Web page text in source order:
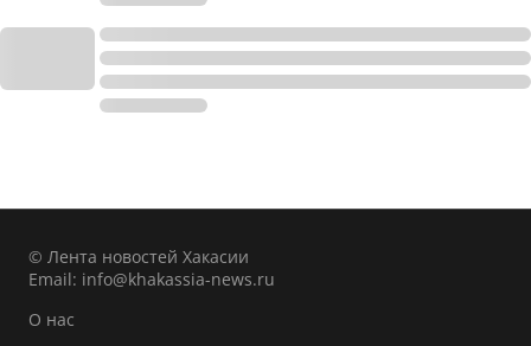
© Лента новостей Хакасии
Email: info@khakassia-news.ru
О нас